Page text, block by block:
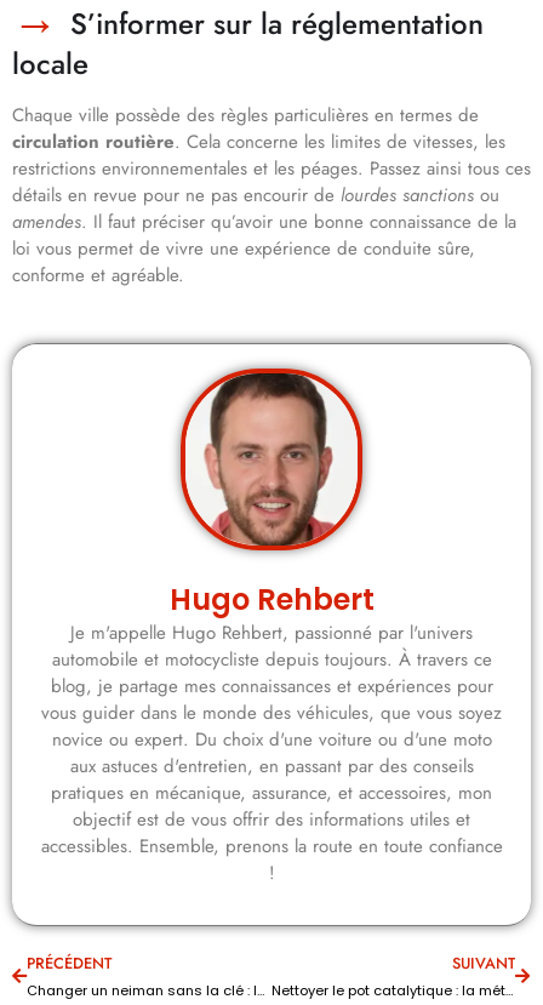
S’informer sur la réglementation
locale
Chaque ville possède des règles particulières en termes de
circulation routière. Cela concerne les limites de vitesses, les
restrictions environnementales et les péages. Passez ainsi tous ces
détails en revue pour ne pas encourir de lourdes sanctions ou
amendes. Il faut préciser qu’avoir une bonne connaissance de la
loi vous permet de vivre une expérience de conduite sûre,
conforme et agréable.
Hugo Rehbert
Je m'appelle Hugo Rehbert, passionné par l'univers
automobile et motocycliste depuis toujours. À travers ce
blog, je partage mes connaissances et expériences pour
vous guider dans le monde des véhicules, que vous soyez
novice ou expert. Du choix d'une voiture ou d'une moto
aux astuces d'entretien, en passant par des conseils
pratiques en mécanique, assurance, et accessoires, mon
objectif est de vous offrir des informations utiles et
accessibles. Ensemble, prenons la route en toute confiance
!
PRÉCÉDENT
Changer un neiman sans la clé : la méthode efficace étape par étape
SUIVANT
Nettoyer le pot catalytique : la méthode efficace pour éviter le remplacement